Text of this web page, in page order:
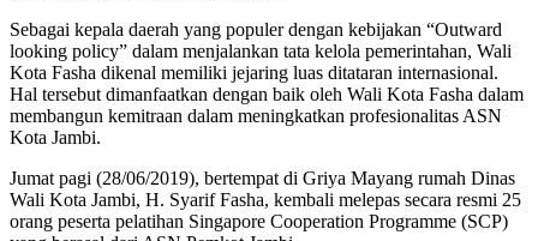
Sebagai kepala daerah yang populer dengan kebijakan “Outward
looking policy” dalam menjalankan tata kelola pemerintahan, Wali
Kota Fasha dikenal memiliki jejaring luas ditataran internasional.
Hal tersebut dimanfaatkan dengan baik oleh Wali Kota Fasha dalam
membangun kemitraan dalam meningkatkan profesionalitas ASN
Kota Jambi.
Jumat pagi (28/06/2019), bertempat di Griya Mayang rumah Dinas
Wali Kota Jambi, H. Syarif Fasha, kembali melepas secara resmi 25
orang peserta pelatihan Singapore Cooperation Programme (SCP)